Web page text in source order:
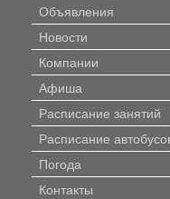
Объявления
Новости
Компании
Афиша
Расписание занятий
Расписание
Погода
Контакты